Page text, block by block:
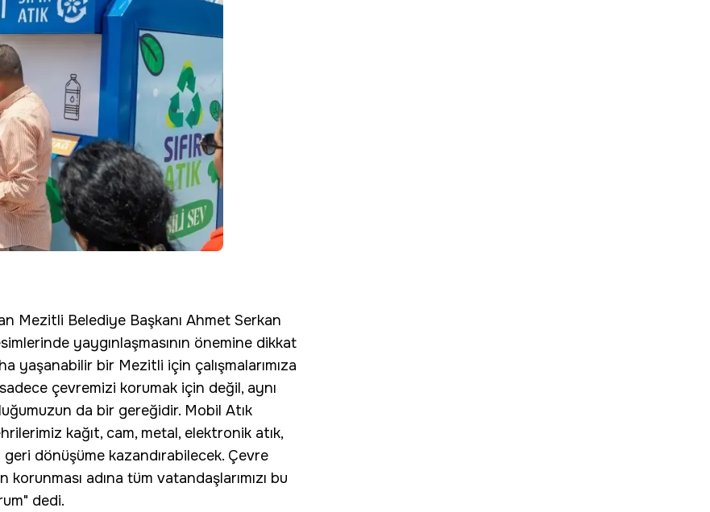
Mezitli Belediye Başkanı Ahmet Serkan
yaygınlaşmasının önemine dikkat
yaşanabilir bir Mezitli için çalışmalarımıza
sadece çevremizi korumak için değil, aynı
da bir gereğidir. Mobil Atık
kağıt, cam, metal, elektronik atık,
geri dönüşüme kazandırabilecek. Çevre
adına tüm vatandaşlarımızı bu
dedi.